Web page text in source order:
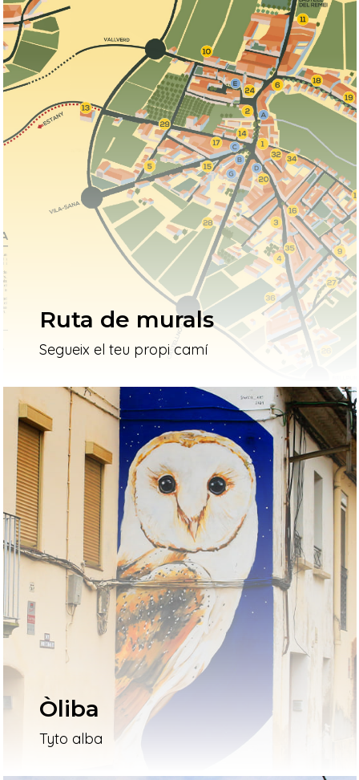
Ruta de murals
Segueix el teu propi camí
Òliba
Tyto alba